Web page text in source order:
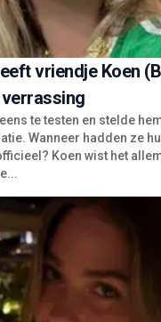
vriendje Koen
te testen en stelde
Wanneer hadden ze
Koen wist het